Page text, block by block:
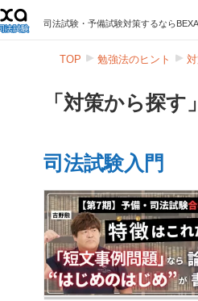
司法試験・予備試験対策するならBEXA
TOP 勉強法のヒント
「対策から探
司法試験入門